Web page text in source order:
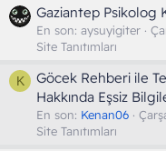
Gaziantep Psikolog
En son: aysuyigiter
Site Tanıtımları
K
Göcek Rehberi ile
Hakkında Eşsiz
En son: Kenan06
Site Tanıtımları